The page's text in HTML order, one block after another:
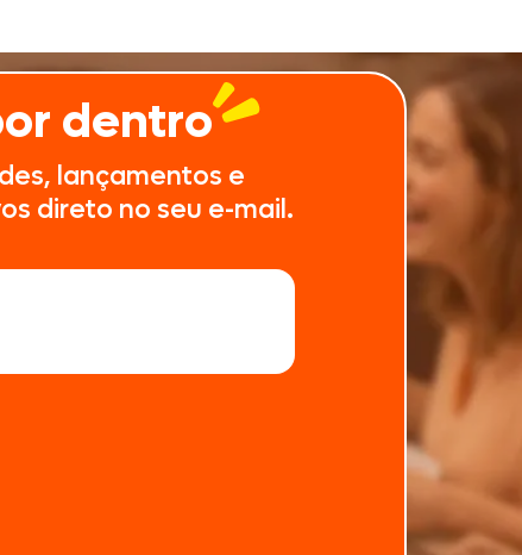
dentro
lançamentos e
direto no seu e-mail.
Telefone